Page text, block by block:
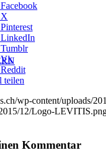
Vk
teilen
wp-content/uploads/
12/Logo-
Kommentar